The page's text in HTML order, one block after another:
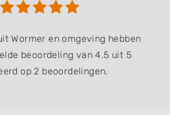
Wormer en omgeving hebben
beoordeling van 4.5 uit 5
op 2 beoordelingen.